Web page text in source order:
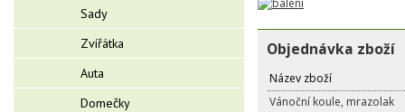
Sady
Zvířátka
Auta
Domečky
Objednávka zboží
Název zboží
Vánoční koule, mrazolak